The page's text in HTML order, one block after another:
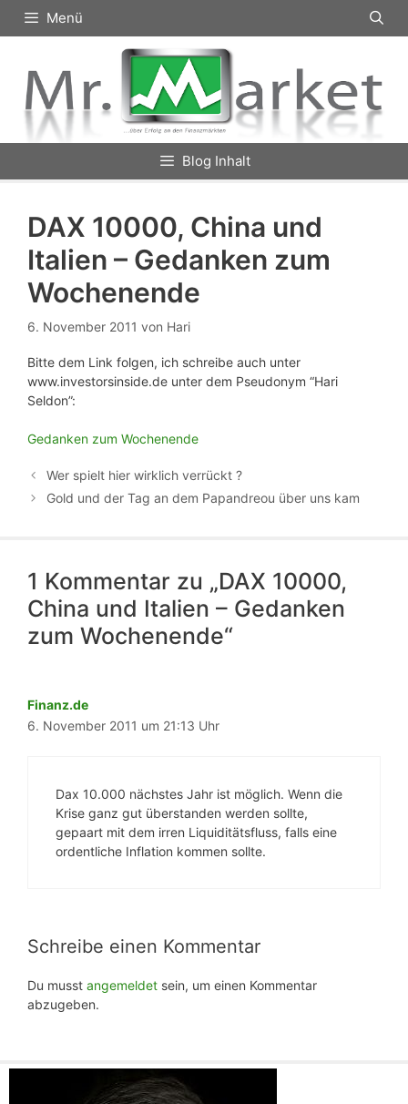
Inhalt
Menü
Blog Inhalt
DAX 10000, China und
Italien – Gedanken zum
Wochenende
6. November 2011 von Hari
Bitte dem Link folgen, ich schreibe auch unter
www.investorsinside.de unter dem Pseudonym “Hari
Seldon”:
Gedanken zum Wochenende
Wer spielt hier wirklich verrückt ?
Gold und der Tag an dem Papandreou über uns kam
1 Kommentar zu „DAX 10000,
China und Italien – Gedanken
zum Wochenende“
Finanz.de
6. November 2011 um 21:13 Uhr
Dax 10.000 nächstes Jahr ist möglich. Wenn die
Krise ganz gut überstanden werden sollte,
gepaart mit dem irren Liquiditätsfluss, falls eine
ordentliche Inflation kommen sollte.
Schreibe einen Kommentar
Du musst angemeldet sein, um einen Kommentar
abzugeben.